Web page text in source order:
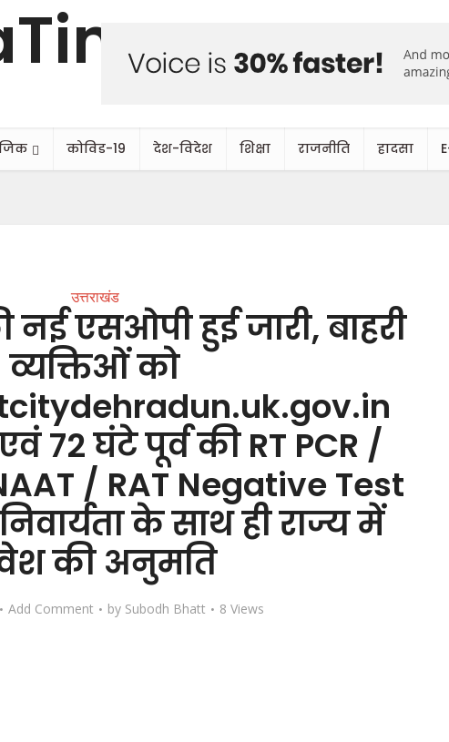
कोविड-19 देश-विदेश शिक्षा राजनीति हादसा
उत्तराखंड
नई एसओपी हुई जारी, बाहरी
व्यक्तिओं को
72 घंटे पूर्व की RT PCR /
/ RAT Negative Test
के साथ ही राज्य में
की अनुमति
Add Comment by Subodh Bhatt 8 Views